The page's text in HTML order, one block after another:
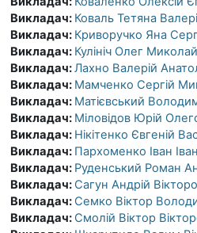
Викладач: Коваль Тетяна
Викладач: Криворучко Яна
Викладач: Кулініч Олег
Викладач:Лахно Валерій
Викладач: Мамченко Сергій
Викладач: Матієвський
Викладач: Міловідов Юрій
Викладач: Нікітенко Євгеній
Викладач: Пархоменко Іван
Викладач: Руденський Роман
Викладач: Сагун Андрій
Викладач: Семко Віктор
Викладач: Смолій Віктор